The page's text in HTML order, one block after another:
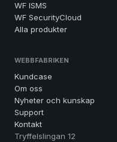
WF ISMS
WF SecurityCloud
Alla produkter
WEBBFABRIKEN
Kundcase
Om oss
Nyheter och kunskap
Support
Kontakt
Tryffelslingan 12